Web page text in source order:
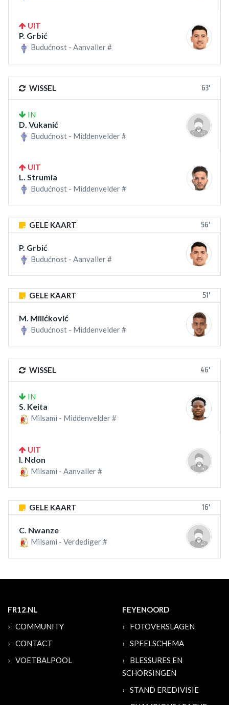
UIT
P. Grbić
Budućnost - Aanvaller #
WISSEL 63'
IN
D. Vukanić
Budućnost - Middenvelder #
UIT
L. Strumia
Budućnost - Middenvelder #
GELE KAART 56'
P. Grbić
Budućnost - Aanvaller #
GELE KAART 51'
M. Milićković
Budućnost - Middenvelder #
WISSEL 46'
IN
S. Keita
Milsami - Middenvelder #
UIT
I. Ndon
Milsami - Aanvaller #
GELE KAART 16'
C. Nwanze
Milsami - Verdediger #
FR12.NL
COMMUNITY
CONTACT
VOETBALPOOL
FEYENOORD
FOTOVERSLAGEN
SPEELSCHEMA
BLESSURES EN
SCHORSINGEN
STAND EREDIVISIE